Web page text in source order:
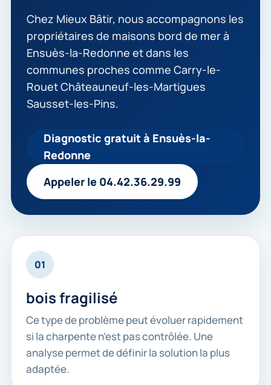
Chez Mieux Bâtir, nous accompagnons les
propriétaires de maisons bord de mer à
Ensuès-la-Redonne et dans les
communes proches comme Carry-le-
Rouet Châteauneuf-les-Martigues
Sausset-les-Pins.
Diagnostic gratuit à Ensuès-la-
Redonne
Appeler le 04.42.36.29.99
01
bois fragilisé
Ce type de problème peut évoluer rapidement
si la charpente n’est pas contrôlée. Une
analyse permet de définir la solution la plus
adaptée.